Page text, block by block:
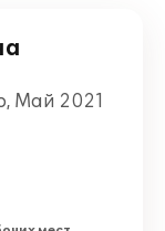
Май 2021